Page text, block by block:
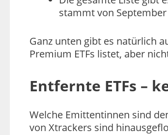
stammt von September
Ganz unten gibt es natürlich
Premium ETFs listet, aber
Entfernte ETFs –
Welche Emittentinnen sind
von Xtrackers sind